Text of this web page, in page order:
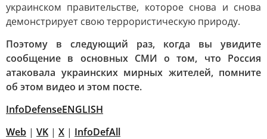
украинском правительстве, которое снова и снова
демонстрирует свою террористическую природу.
Поэтому в следующий раз, когда вы увидите
сообщение в основных СМИ о том, что Россия
атаковала украинских мирных жителей, помните
об этом видео и этом посте.
InfoDefenseENGLISH
Web | VK | X | InfoDefAll